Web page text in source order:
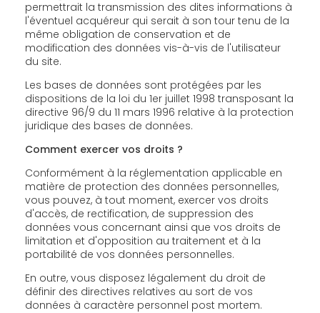
permettrait la transmission des dites informations à
l'éventuel acquéreur qui serait à son tour tenu de la
même obligation de conservation et de
modification des données vis-à-vis de l'utilisateur
du site.
Les bases de données sont protégées par les
dispositions de la loi du 1er juillet 1998 transposant la
directive 96/9 du 11 mars 1996 relative à la protection
juridique des bases de données.
Comment exercer vos droits ?
Conformément à la réglementation applicable en
matière de protection des données personnelles,
vous pouvez, à tout moment, exercer vos droits
d'accès, de rectification, de suppression des
données vous concernant ainsi que vos droits de
limitation et d'opposition au traitement et à la
portabilité de vos données personnelles.
En outre, vous disposez légalement du droit de
définir des directives relatives au sort de vos
données à caractère personnel post mortem.